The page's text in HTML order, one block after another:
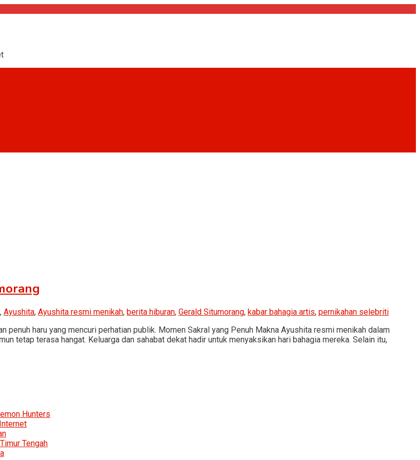
, Ayushita, Ayushita resmi menikah, berita hiburan, Gerald Situmorang, kabar bahagia artis, pernikahan selebriti
haru yang mencuri perhatian publik. Momen Sakral yang Penuh Makna Ayushita resmi menikah dalam
tetap terasa hangat. Keluarga dan sahabat dekat hadir untuk menyaksikan hari bahagia mereka. Selain itu,
Hunters
Tengah